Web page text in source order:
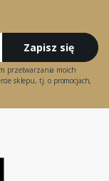
Zapisz się
przetwarzania moich
sklepu, tj. o promocjach,